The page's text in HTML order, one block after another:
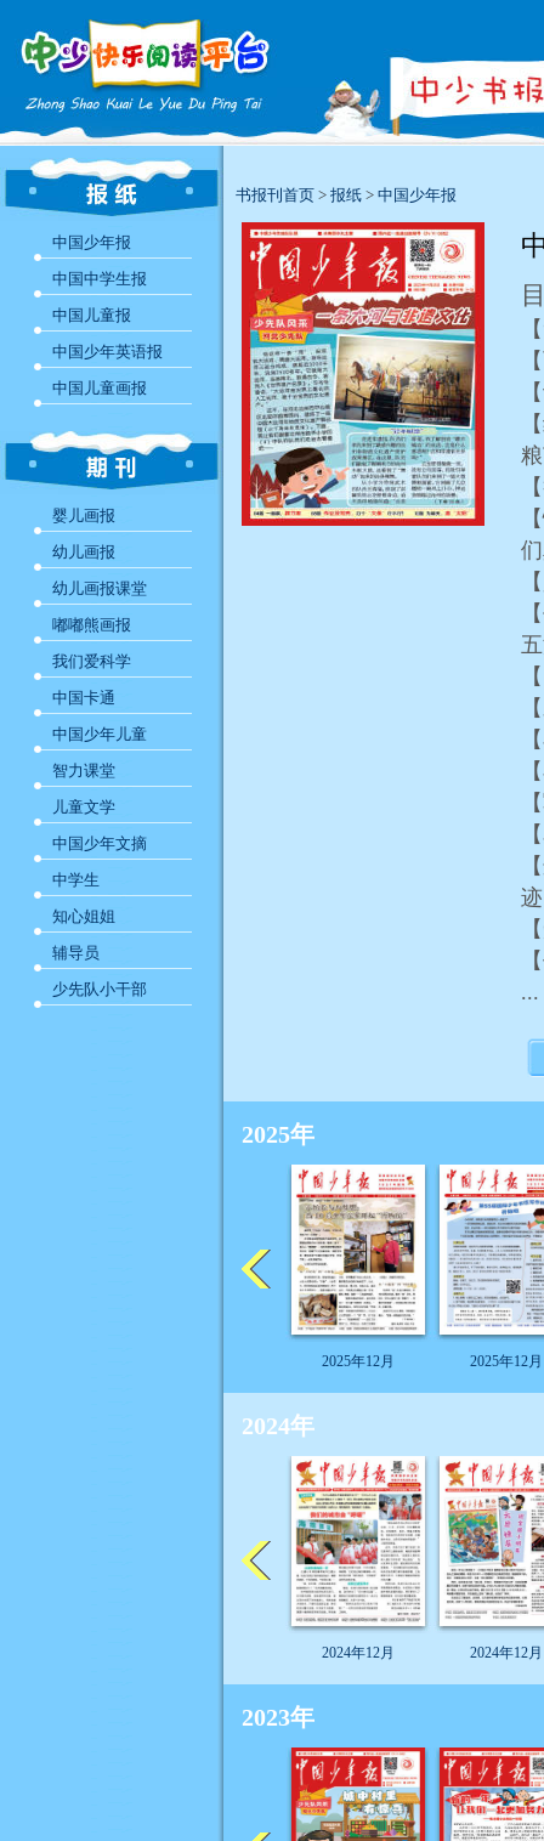
中国少年报
中国中学生报
中国儿童报
中国少年英语报
中国儿童画报
婴儿画报
幼儿画报
幼儿画报课堂
嘟嘟熊画报
我们爱科学
中国卡通
中国少年儿童
智力课堂
儿童文学
中国少年文摘
中学生
知心姐姐
辅导员
少先队小干部
书报刊首页 > 报纸 > 中国少年报
...
2025年
2025年12月 2025年12月
2024年
2024年12月 2024年12月
2023年